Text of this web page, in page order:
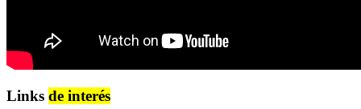
Links de interés